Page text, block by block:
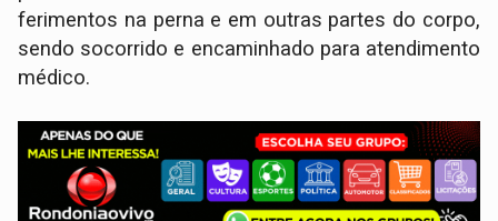
ferimentos na perna e em outras partes do corpo,
sendo socorrido e encaminhado para atendimento
médico.